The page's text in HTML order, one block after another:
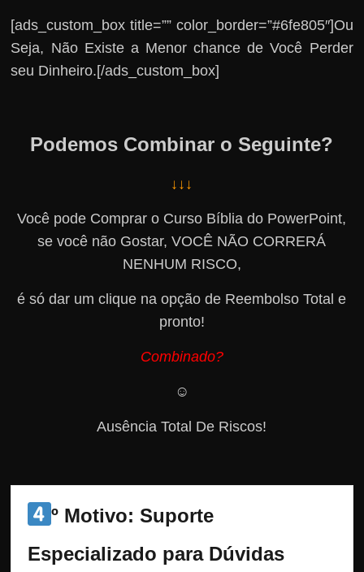
[ads_custom_box title=”” color_border=”#6fe805″]Ou
Seja, Não Existe a Menor chance de Você Perder
seu Dinheiro.[/ads_custom_box]
Podemos Combinar o Seguinte?
↓↓↓
Você pode Comprar o Curso Bíblia do PowerPoint,
se você não Gostar, VOCÊ NÃO CORRERÁ
NENHUM RISCO,
é só dar um clique na opção de Reembolso Total e
pronto!
Combinado?
☺️
Ausência Total De Riscos!
º Motivo: Suporte
Especializado para Dúvidas